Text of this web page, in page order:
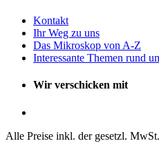
Kontakt
Ihr Weg zu uns
Das Mikroskop von A-Z
Interessante Themen rund
Wir verschicken mit
Alle Preise inkl. der gesetzl. MwSt.